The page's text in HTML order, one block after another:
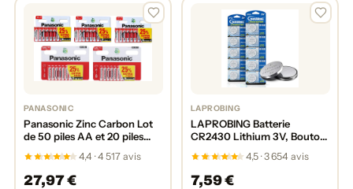
PANASONIC
Panasonic Zinc Carbon Lot
de 50 piles AA et 20 piles
4,4 · 4 517 avis
27,97 €
LAPROBING
LAPROBING Batterie
CR2430 Lithium 3V, Bouton
(10 pièces) 4,5 · 3 654 avis
7,59 €